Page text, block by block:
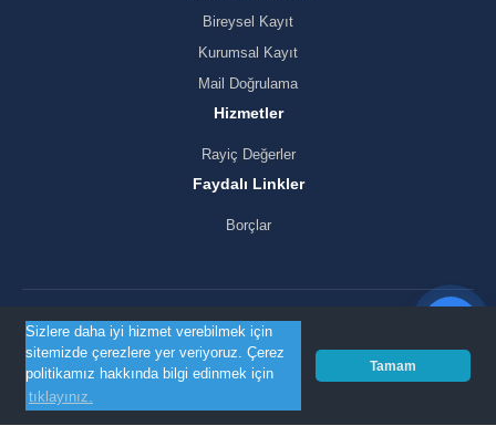
Bireysel Kayıt
Kurumsal Kayıt
Mail Doğrulama
Hizmetler
Rayiç Değerler
Faydalı Linkler
Borçlar
KVKK Politikamız
Bilgi Güvenliği Politikamız
© Copyright 2026Vakfıkebir Belediyesi
Sizlere daha iyi hizmet verebilmek için
sitemizde çerezlere yer veriyoruz. Çerez
politikamız hakkında bilgi edinmek için
tıklayınız.
Tamam